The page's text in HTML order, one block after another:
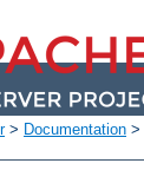
> Documentation >